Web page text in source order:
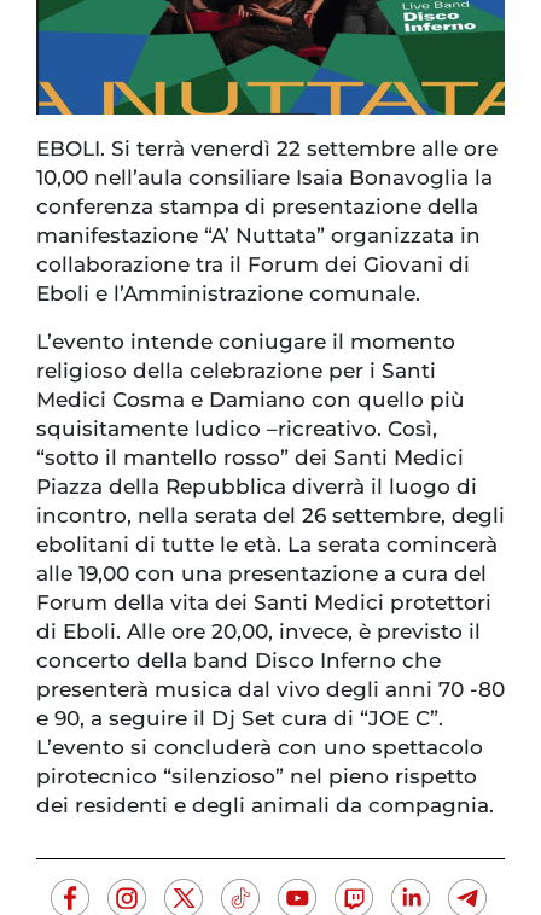
EBOLI. Si terrà venerdì 22 settembre alle ore
10,00 nell’aula consiliare Isaia Bonavoglia la
conferenza stampa di presentazione della
manifestazione “A’ Nuttata” organizzata in
collaborazione tra il Forum dei Giovani di
Eboli e l’Amministrazione comunale.
L’evento intende coniugare il momento
religioso della celebrazione per i Santi
Medici Cosma e Damiano con quello più
squisitamente ludico –ricreativo. Così,
“sotto il mantello rosso” dei Santi Medici
Piazza della Repubblica diverrà il luogo di
incontro, nella serata del 26 settembre, degli
ebolitani di tutte le età. La serata comincerà
alle 19,00 con una presentazione a cura del
Forum della vita dei Santi Medici protettori
di Eboli. Alle ore 20,00, invece, è previsto il
concerto della band Disco Inferno che
presenterà musica dal vivo degli anni 70 -80
e 90, a seguire il Dj Set cura di “JOE C”.
L’evento si concluderà con uno spettacolo
pirotecnico “silenzioso” nel pieno rispetto
dei residenti e degli animali da compagnia.